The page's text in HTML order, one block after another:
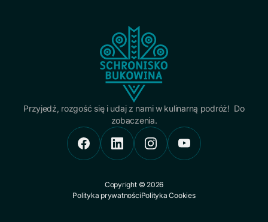
Przyjedź, rozgość się i udaj z nami w kulinarną podróż! Do
zobaczenia.
Copyright © 2026
Polityka prywatnościPolityka Cookies